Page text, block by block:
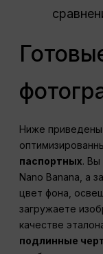
Ниже
паспортных. Вы
Nano Banana, а
цвет фона,
загружаете
качестве
подлинные